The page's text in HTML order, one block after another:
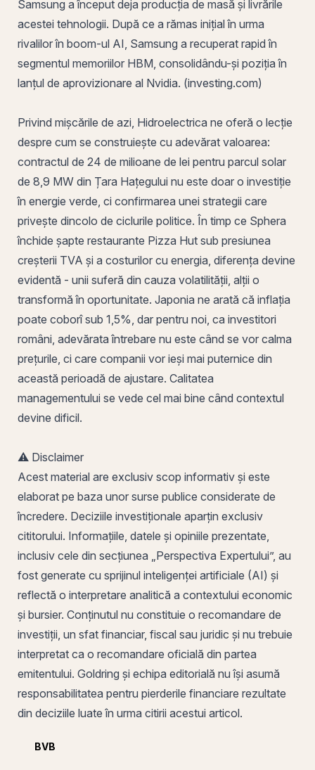
Samsung a început deja producția de masă și livrările
acestei tehnologii. După ce a rămas inițial în urma
rivalilor în boom-ul AI, Samsung a recuperat rapid în
segmentul memoriilor HBM, consolidându-și poziția în
lanțul de aprovizionare al Nvidia. (investing.com)
Privind mișcările de azi, Hidroelectrica ne oferă o lecție
despre cum se construiește cu adevărat valoarea:
contractul de 24 de milioane de lei pentru parcul solar
de 8,9 MW din Țara Hațegului nu este doar o investiție
în energie verde, ci confirmarea unei strategii care
privește dincolo de ciclurile politice. În timp ce Sphera
închide șapte restaurante Pizza Hut sub presiunea
creșterii TVA și a costurilor cu energia, diferența devine
evidentă - unii suferă din cauza volatilității, alții o
transformă în oportunitate. Japonia ne arată că inflația
poate coborî sub 1,5%, dar pentru noi, ca investitori
români, adevărata întrebare nu este când se vor calma
prețurile, ci care companii vor ieși mai puternice din
această perioadă de ajustare. Calitatea
managementului se vede cel mai bine când contextul
devine dificil.
⚠️ Disclaimer
Acest material are exclusiv scop informativ și este
elaborat pe baza unor surse publice considerate de
încredere. Deciziile investiționale aparțin exclusiv
cititorului. Informațiile, datele și opiniile prezentate,
inclusiv cele din secțiunea „Perspectiva Expertului”, au
fost generate cu sprijinul inteligenței artificiale (AI) și
reflectă o interpretare analitică a contextului economic
și bursier. Conținutul nu constituie o recomandare de
investiții, un sfat financiar, fiscal sau juridic și nu trebuie
interpretat ca o recomandare oficială din partea
emitentului. Goldring și echipa editorială nu își asumă
responsabilitatea pentru pierderile financiare rezultate
din deciziile luate în urma citirii acestui articol.
BVB